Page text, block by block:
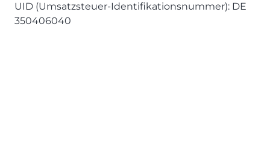
UID (Umsatzsteuer-Identifikationsnummer): DE
350406040